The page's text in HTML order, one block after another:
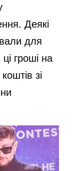
Деякі
для
гроші на
зі